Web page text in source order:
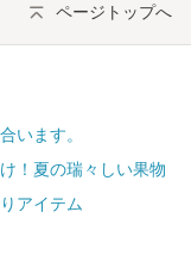
ページトップへ
います。
！夏の瑞々しい果物
アイテム